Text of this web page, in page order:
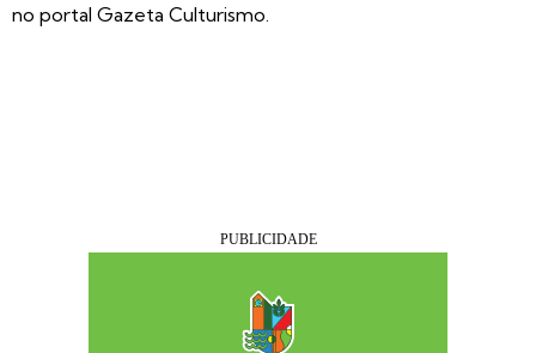
no portal Gazeta Culturismo.